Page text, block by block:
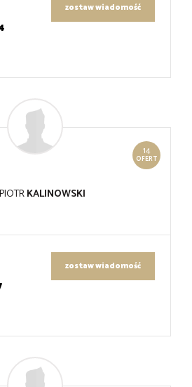
zostaw wiadomość
14
OFERT
PIOTRKALINOWSKI
zostaw wiadomość